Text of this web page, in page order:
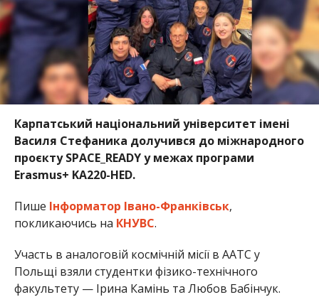
Карпатський національний університет імені
Василя Стефаника долучився до міжнародного
проєкту SPACE_READY у межах програми
Erasmus+ KA220-HED.
Пише Інформатор Івано-Франківськ,
покликаючись на КНУВС.
Участь в аналоговій космічній місії в AATC у
Польщі взяли студентки фізико-технічного
факультету — Ірина Камінь та Любов Бабінчук.